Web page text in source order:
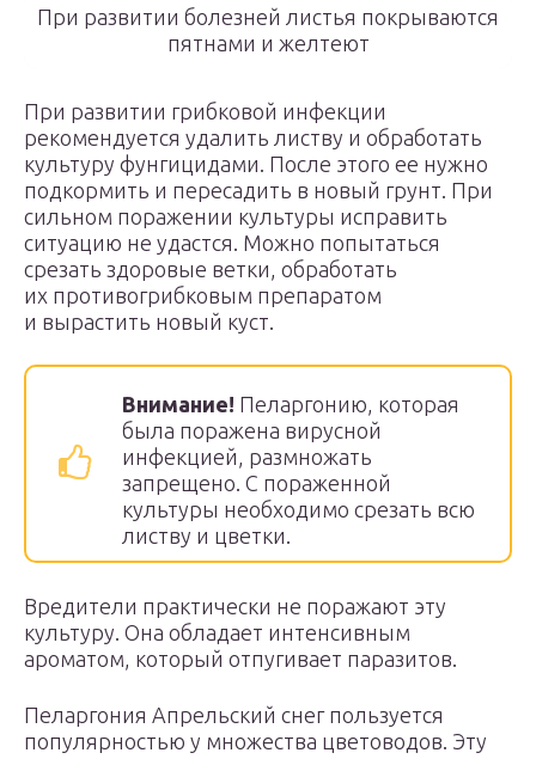
При развитии болезней листья покрываются
пятнами и желтеют
При развитии грибковой инфекции
рекомендуется удалить листву и обработать
культуру фунгицидами. После этого ее нужно
подкормить и пересадить в новый грунт. При
сильном поражении культуры исправить
ситуацию не удастся. Можно попытаться
срезать здоровые ветки, обработать
их противогрибковым препаратом
и вырастить новый куст.
Внимание! Пеларгонию, которая
была поражена вирусной
инфекцией, размножать
запрещено. С пораженной
культуры необходимо срезать всю
листву и цветки.
Вредители практически не поражают эту
культуру. Она обладает интенсивным
ароматом, который отпугивает паразитов.
Пеларгония Апрельский снег пользуется
популярностью у множества цветоводов. Эту